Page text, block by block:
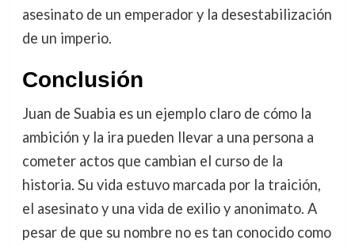
asesinato de un emperador y la desestabilización
de un imperio.
Conclusión
Juan de Suabia es un ejemplo claro de cómo la
ambición y la ira pueden llevar a una persona a
cometer actos que cambian el curso de la
historia. Su vida estuvo marcada por la traición,
el asesinato y una vida de exilio y anonimato. A
pesar de que su nombre no es tan conocido como